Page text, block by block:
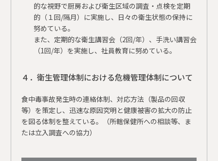
的な視野で厨房および衛生区域の調査・点検を定期
的（１回/隔月）に実施し、日々の衛生状態の保持に
努めている。
また、定期的な衛生講習会（2回/年）、手洗い講習会
（1回/年）を実施し、社員教育に努めている。
４．衛生管理体制における危機管理体制について
食中毒事故発生時の連絡体制、対応方法（製品の回収
等）を策定し、迅速な原因究明と健康被害の拡大の防止
を図る体制を整えている。（所轄保健所への相談等、ま
たは立入調査への協力）